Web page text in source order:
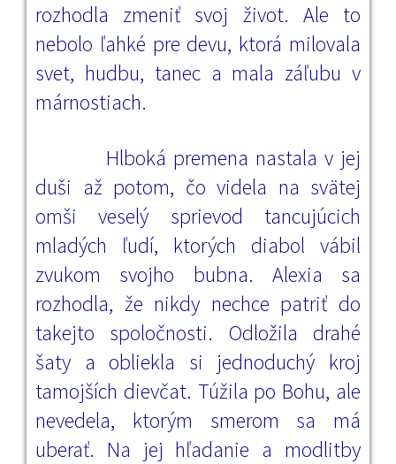
rozhodla zmeniť svoj život. Ale to
nebolo ľahké pre devu, ktorá milovala
svet, hudbu, tanec a mala záľubu v
márnostiach.
Hlboká premena nastala v jej
duši až potom, čo videla na svätej
omši veselý sprievod tancujúcich
mladých ľudí, ktorých diabol vábil
zvukom svojho bubna. Alexia sa
rozhodla, že nikdy nechce patriť do
takejto spoločnosti. Odložila drahé
šaty a obliekla si jednoduchý kroj
tamojších dievčat. Túžila po Bohu, ale
nevedela, ktorým smerom sa má
uberať. Na jej hľadanie a modlitby